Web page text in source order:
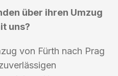
über ihren Umzug
uns?
von Fürth nach Prag